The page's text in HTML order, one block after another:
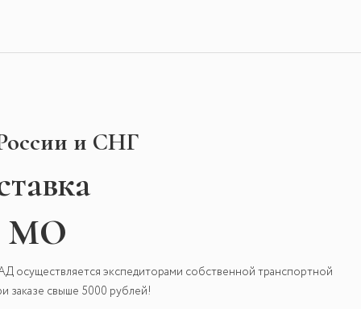
и СНГ
МО
осуществляется экспедиторами собственной транспортной
заказе свыше 5000 рублей!